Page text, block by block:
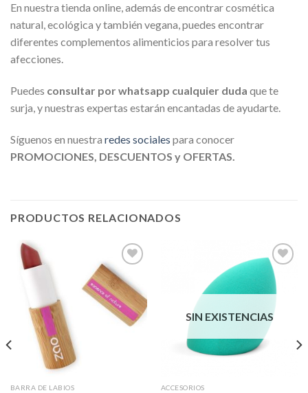
En nuestra tienda online, además de encontrar cosmética
natural, ecológica y también vegana, puedes encontrar
diferentes complementos alimenticios para resolver tus
afecciones.
Puedes consultar por whatsapp cualquier duda que te
surja, y nuestras expertas estarán encantadas de ayudarte.
Síguenos en nuestra redes sociales para conocer
PROMOCIONES, DESCUENTOS y OFERTAS.
PRODUCTOS RELACIONADOS
Añadir
a la
lista de
deseos
BARRA DE LABIOS
a la
lista de
deseos
SIN EXISTENCIAS
ACCESORIOS